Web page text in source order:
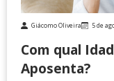
Giácomo Oliveira 5 de
Com qual
Aposenta?